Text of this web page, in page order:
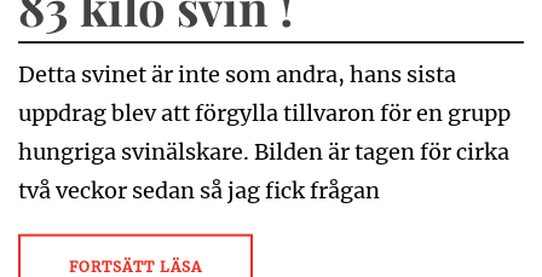
Detta svinet är inte som andra, hans sista
uppdrag blev att förgylla tillvaron för en grupp
hungriga svinälskare. Bilden är tagen för cirka
två veckor sedan så jag fick frågan
FORTSÄTT LÄSA